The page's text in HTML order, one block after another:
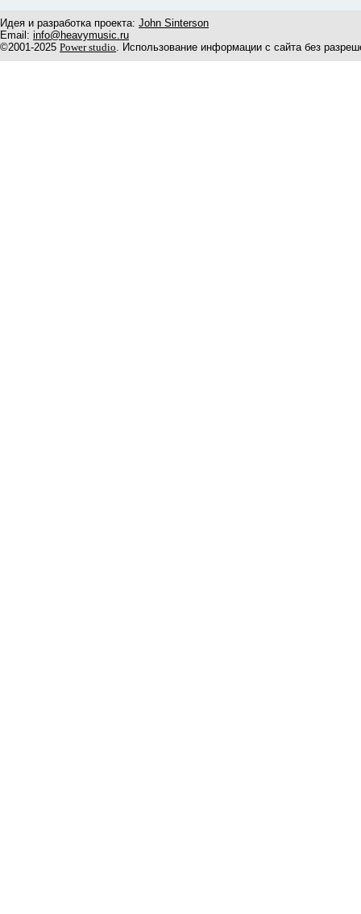
Идея и разработка проекта: John Sinterson
Email: info@heavymusic.ru
©2001-2025 Power studio. Использование информации с сайта без